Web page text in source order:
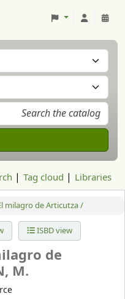
Tag cloud Libraries
milagro de Articutza /
ISBD view
de
M.